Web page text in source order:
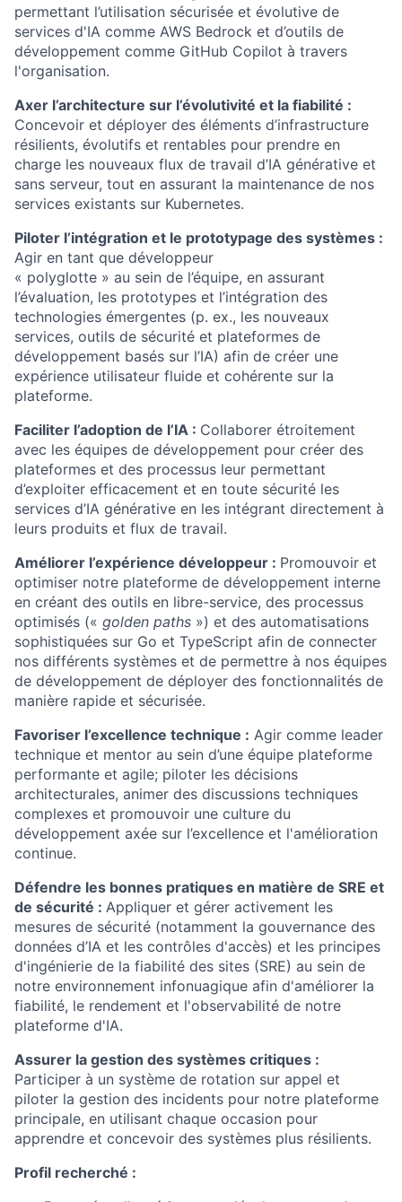
permettant l’utilisation sécurisée et évolutive de
services d'IA comme AWS Bedrock et d’outils de
développement comme GitHub Copilot à travers
l'organisation.
Axer l’architecture sur l’évolutivité et la fiabilité :
Concevoir et déployer des éléments d’infrastructure
résilients, évolutifs et rentables pour prendre en
charge les nouveaux flux de travail d’IA générative et
sans serveur, tout en assurant la maintenance de nos
services existants sur Kubernetes.
Piloter l’intégration et le prototypage des systèmes :
Agir en tant que développeur
« polyglotte » au sein de l’équipe, en assurant
l’évaluation, les prototypes et l’intégration des
technologies émergentes (p. ex., les nouveaux
services, outils de sécurité et plateformes de
développement basés sur l’IA) afin de créer une
expérience utilisateur fluide et cohérente sur la
plateforme.
Faciliter l’adoption de l’IA : Collaborer étroitement
avec les équipes de développement pour créer des
plateformes et des processus leur permettant
d’exploiter efficacement et en toute sécurité les
services d’IA générative en les intégrant directement à
leurs produits et flux de travail.
Améliorer l’expérience développeur : Promouvoir et
optimiser notre plateforme de développement interne
en créant des outils en libre-service, des processus
optimisés (« golden paths ») et des automatisations
sophistiquées sur Go et TypeScript afin de connecter
nos différents systèmes et de permettre à nos équipes
de développement de déployer des fonctionnalités de
manière rapide et sécurisée.
Favoriser l’excellence technique : Agir comme leader
technique et mentor au sein d’une équipe plateforme
performante et agile; piloter les décisions
architecturales, animer des discussions techniques
complexes et promouvoir une culture du
développement axée sur l’excellence et l'amélioration
continue.
Défendre les bonnes pratiques en matière de SRE et
de sécurité : Appliquer et gérer activement les
mesures de sécurité (notamment la gouvernance des
données d’IA et les contrôles d'accès) et les principes
d'ingénierie de la fiabilité des sites (SRE) au sein de
notre environnement infonuagique afin d'améliorer la
fiabilité, le rendement et l'observabilité de notre
plateforme d'IA.
Assurer la gestion des systèmes critiques :
Participer à un système de rotation sur appel et
piloter la gestion des incidents pour notre plateforme
principale, en utilisant chaque occasion pour
apprendre et concevoir des systèmes plus résilients.
Profil recherché :